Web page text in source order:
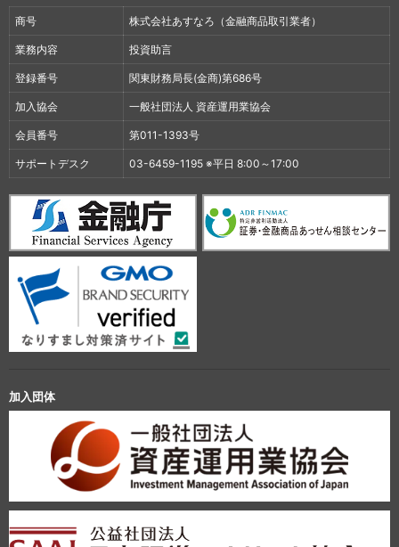
商号 株式会社あすなろ（金融商品取引業者）
業務内容 投資助言
登録番号 関東財務局長(金商)第686号
加入協会 一般社団法人 資産運用業協会
会員番号 第011-1393号
サポートデスク 03-6459-1195 ※平日 8:00～17:00
加入団体